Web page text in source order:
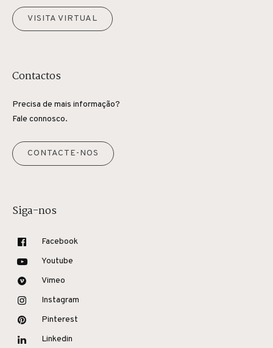
VISITA VIRTUAL
Contactos
Precisa de mais informação?
Fale connosco.
CONTACTE-NOS
Siga-nos
Facebook
Youtube
Vimeo
Instagram
Pinterest
Linkedin